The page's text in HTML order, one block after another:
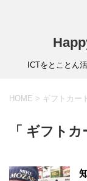
ICTをとことん
HOME > ギフトカー
「 ギフト